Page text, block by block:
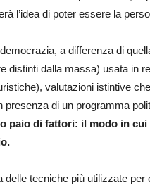
l’idea di poter essere la
a differenza di
distinti dalla massa) usata in
valutazioni istintive
presenza di un programma
paio di fattori: il modo in
delle tecniche più utilizzate